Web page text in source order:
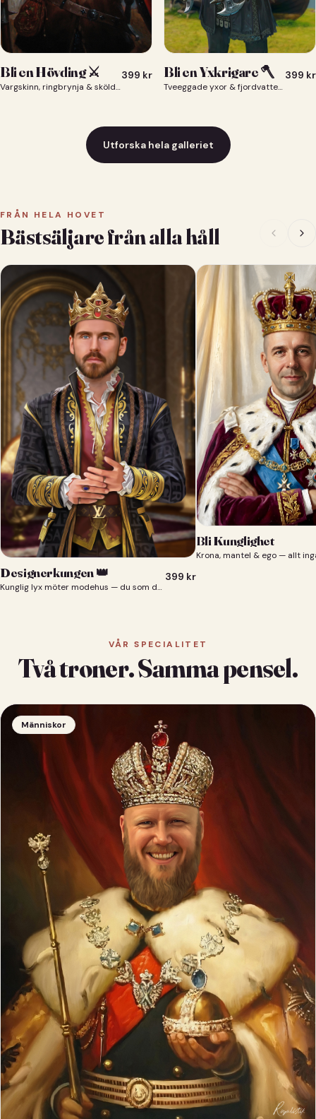
Bli en Hövding ⚔️
Vargskinn, ringbrynja & sköld — du som nordisk krigsherre ⚔️
399 kr Bli en Yxkrigare 🪓
Tveeggade yxor & fjordvatten bakom dig 🪓
399 kr
Utforska hela galleriet
FRÅN HELA HOVET
Bästsäljare från alla håll
Designerkungen 👑
Kunglig lyx möter modehus — du som designerkung 👑
399 kr
Bli Kunglighet
Krona, mantel & ego — allt
VÅR SPECIALITET
Två troner. Samma pensel.
Människor